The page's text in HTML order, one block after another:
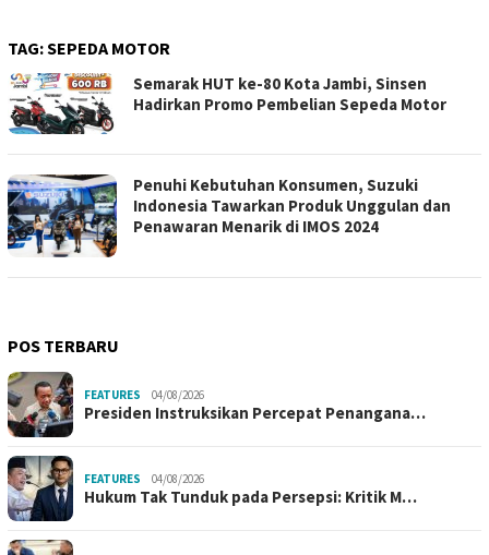
TAG:SEPEDA MOTOR
Semarak HUT ke-80 Kota Jambi, Sinsen
Hadirkan Promo Pembelian Sepeda Motor
Penuhi Kebutuhan Konsumen, Suzuki
Indonesia Tawarkan Produk Unggulan dan
Penawaran Menarik di IMOS 2024
POS TERBARU
FEATURES 04/08/2026
Presiden Instruksikan Percepat Penangana…
FEATURES 04/08/2026
Hukum Tak Tunduk pada Persepsi: Kritik M…